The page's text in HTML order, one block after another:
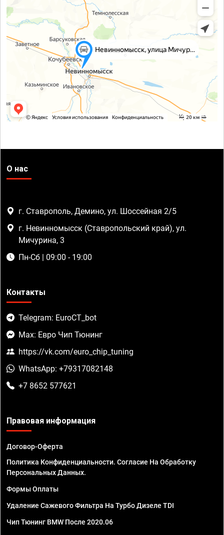
О нас
г. Ставрополь, Демино, ул. Шоссейная 2/5
г. Невинномысск (Ставропольский край), ул.
Мичурина, 3
Пн-Сб | 09:00 - 19:00
Контакты
Telegram: EuroCT_bot
Max: Евро Чип Тюнинг
https://vk.com/euro_chip_tuning
WhatsApp: +79317082148
+7 8652 577621
Правовая информация
Договор-Оферта
Политика Конфиденциальности. Согласие На Обработку
Персональных Данных.
Формы Оплаты
Удаление Сажевого Фильтра На Турбо Дизеле TDI
Чип Тюнинг BMW После 2020.06